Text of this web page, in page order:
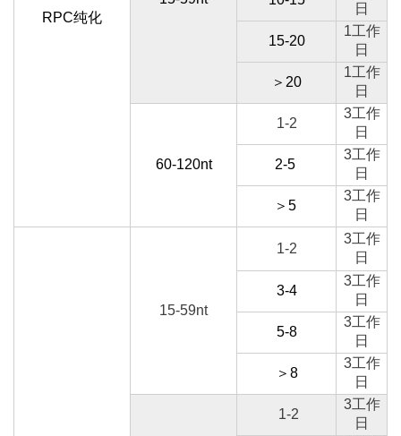
RPC纯化
日
15-20
1工作
日
＞20
1工作
日
60-120nt
1-2
3工作
日
2-5
3工作
日
＞5
3工作
日
15-59nt
1-2
3工作
日
3-4
3工作
日
5-8
3工作
日
＞8
3工作
日
1-2
3工作
日